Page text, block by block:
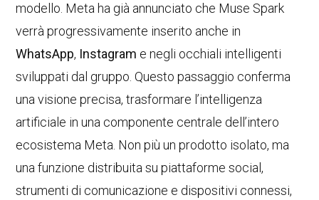
modello. Meta ha già annunciato che Muse Spark
verrà progressivamente inserito anche in
WhatsApp, Instagram e negli occhiali intelligenti
sviluppati dal gruppo. Questo passaggio conferma
una visione precisa, trasformare l’intelligenza
artificiale in una componente centrale dell’intero
ecosistema Meta. Non più un prodotto isolato, ma
una funzione distribuita su piattaforme social,
strumenti di comunicazione e dispositivi connessi,